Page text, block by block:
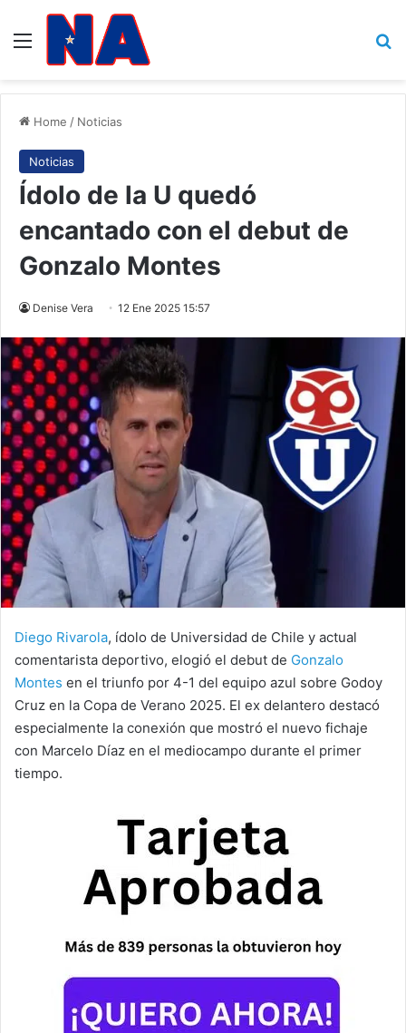
Menu
Home / Noticias
Noticias
Ídolo de la U quedó
encantado con el debut de
Gonzalo Montes
Denise Vera 12 Ene 2025 15:57
Diego Rivarola, ídolo de Universidad de Chile y actual
comentarista deportivo, elogió el debut de Gonzalo
Montes en el triunfo por 4-1 del equipo azul sobre Godoy
Cruz en la Copa de Verano 2025. El ex delantero destacó
especialmente la conexión que mostró el nuevo fichaje
con Marcelo Díaz en el mediocampo durante el primer
tiempo.